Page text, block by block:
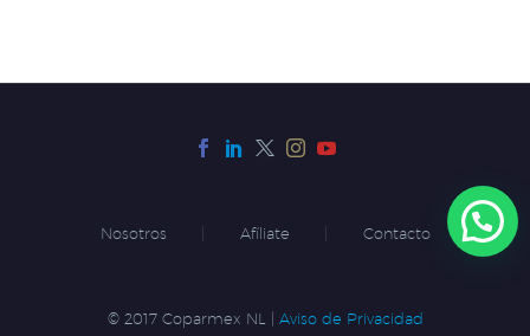
Nosotros Afíliate Contacto
© 2017 Coparmex NL | Aviso de Privacidad